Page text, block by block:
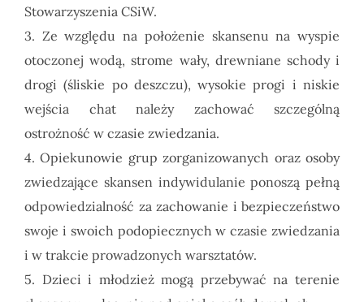
Stowarzyszenia CSiW.
3. Ze względu na położenie skansenu na wyspie
otoczonej wodą, strome wały, drewniane schody i
drogi (śliskie po deszczu), wysokie progi i niskie
wejścia chat należy zachować szczególną
ostrożność w czasie zwiedzania.
4. Opiekunowie grup zorganizowanych oraz osoby
zwiedzające skansen indywidulanie ponoszą pełną
odpowiedzialność za zachowanie i bezpieczeństwo
swoje i swoich podopiecznych w czasie zwiedzania
i w trakcie prowadzonych warsztatów.
5. Dzieci i młodzież mogą przebywać na terenie